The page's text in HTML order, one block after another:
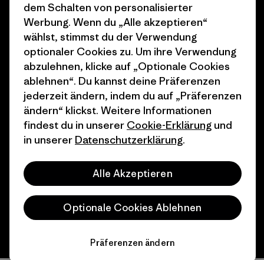
Wie wir finanzieren
Geschenkgutscheine
Stores in deiner Nähe
Affiliate-Programm
Patagonia Schweiz
Seitenverzeichnis
© 2026 Patagonia, Inc. All Rights Reserved.
Deutsch
dem Schalten von personalisierter
Werbung. Wenn du „Alle akzeptieren“
wählst, stimmst du der Verwendung
optionaler Cookies zu. Um ihre Verwendung
abzulehnen, klicke auf „Optionale Cookies
ablehnen“. Du kannst deine Präferenzen
jederzeit ändern, indem du auf „Präferenzen
ändern“ klickst. Weitere Informationen
findest du in unserer Cookie-Erklärung und
in unserer Datenschutzerklärung.
Alle Akzeptieren
Optionale Cookies Ablehnen
Präferenzen ändern